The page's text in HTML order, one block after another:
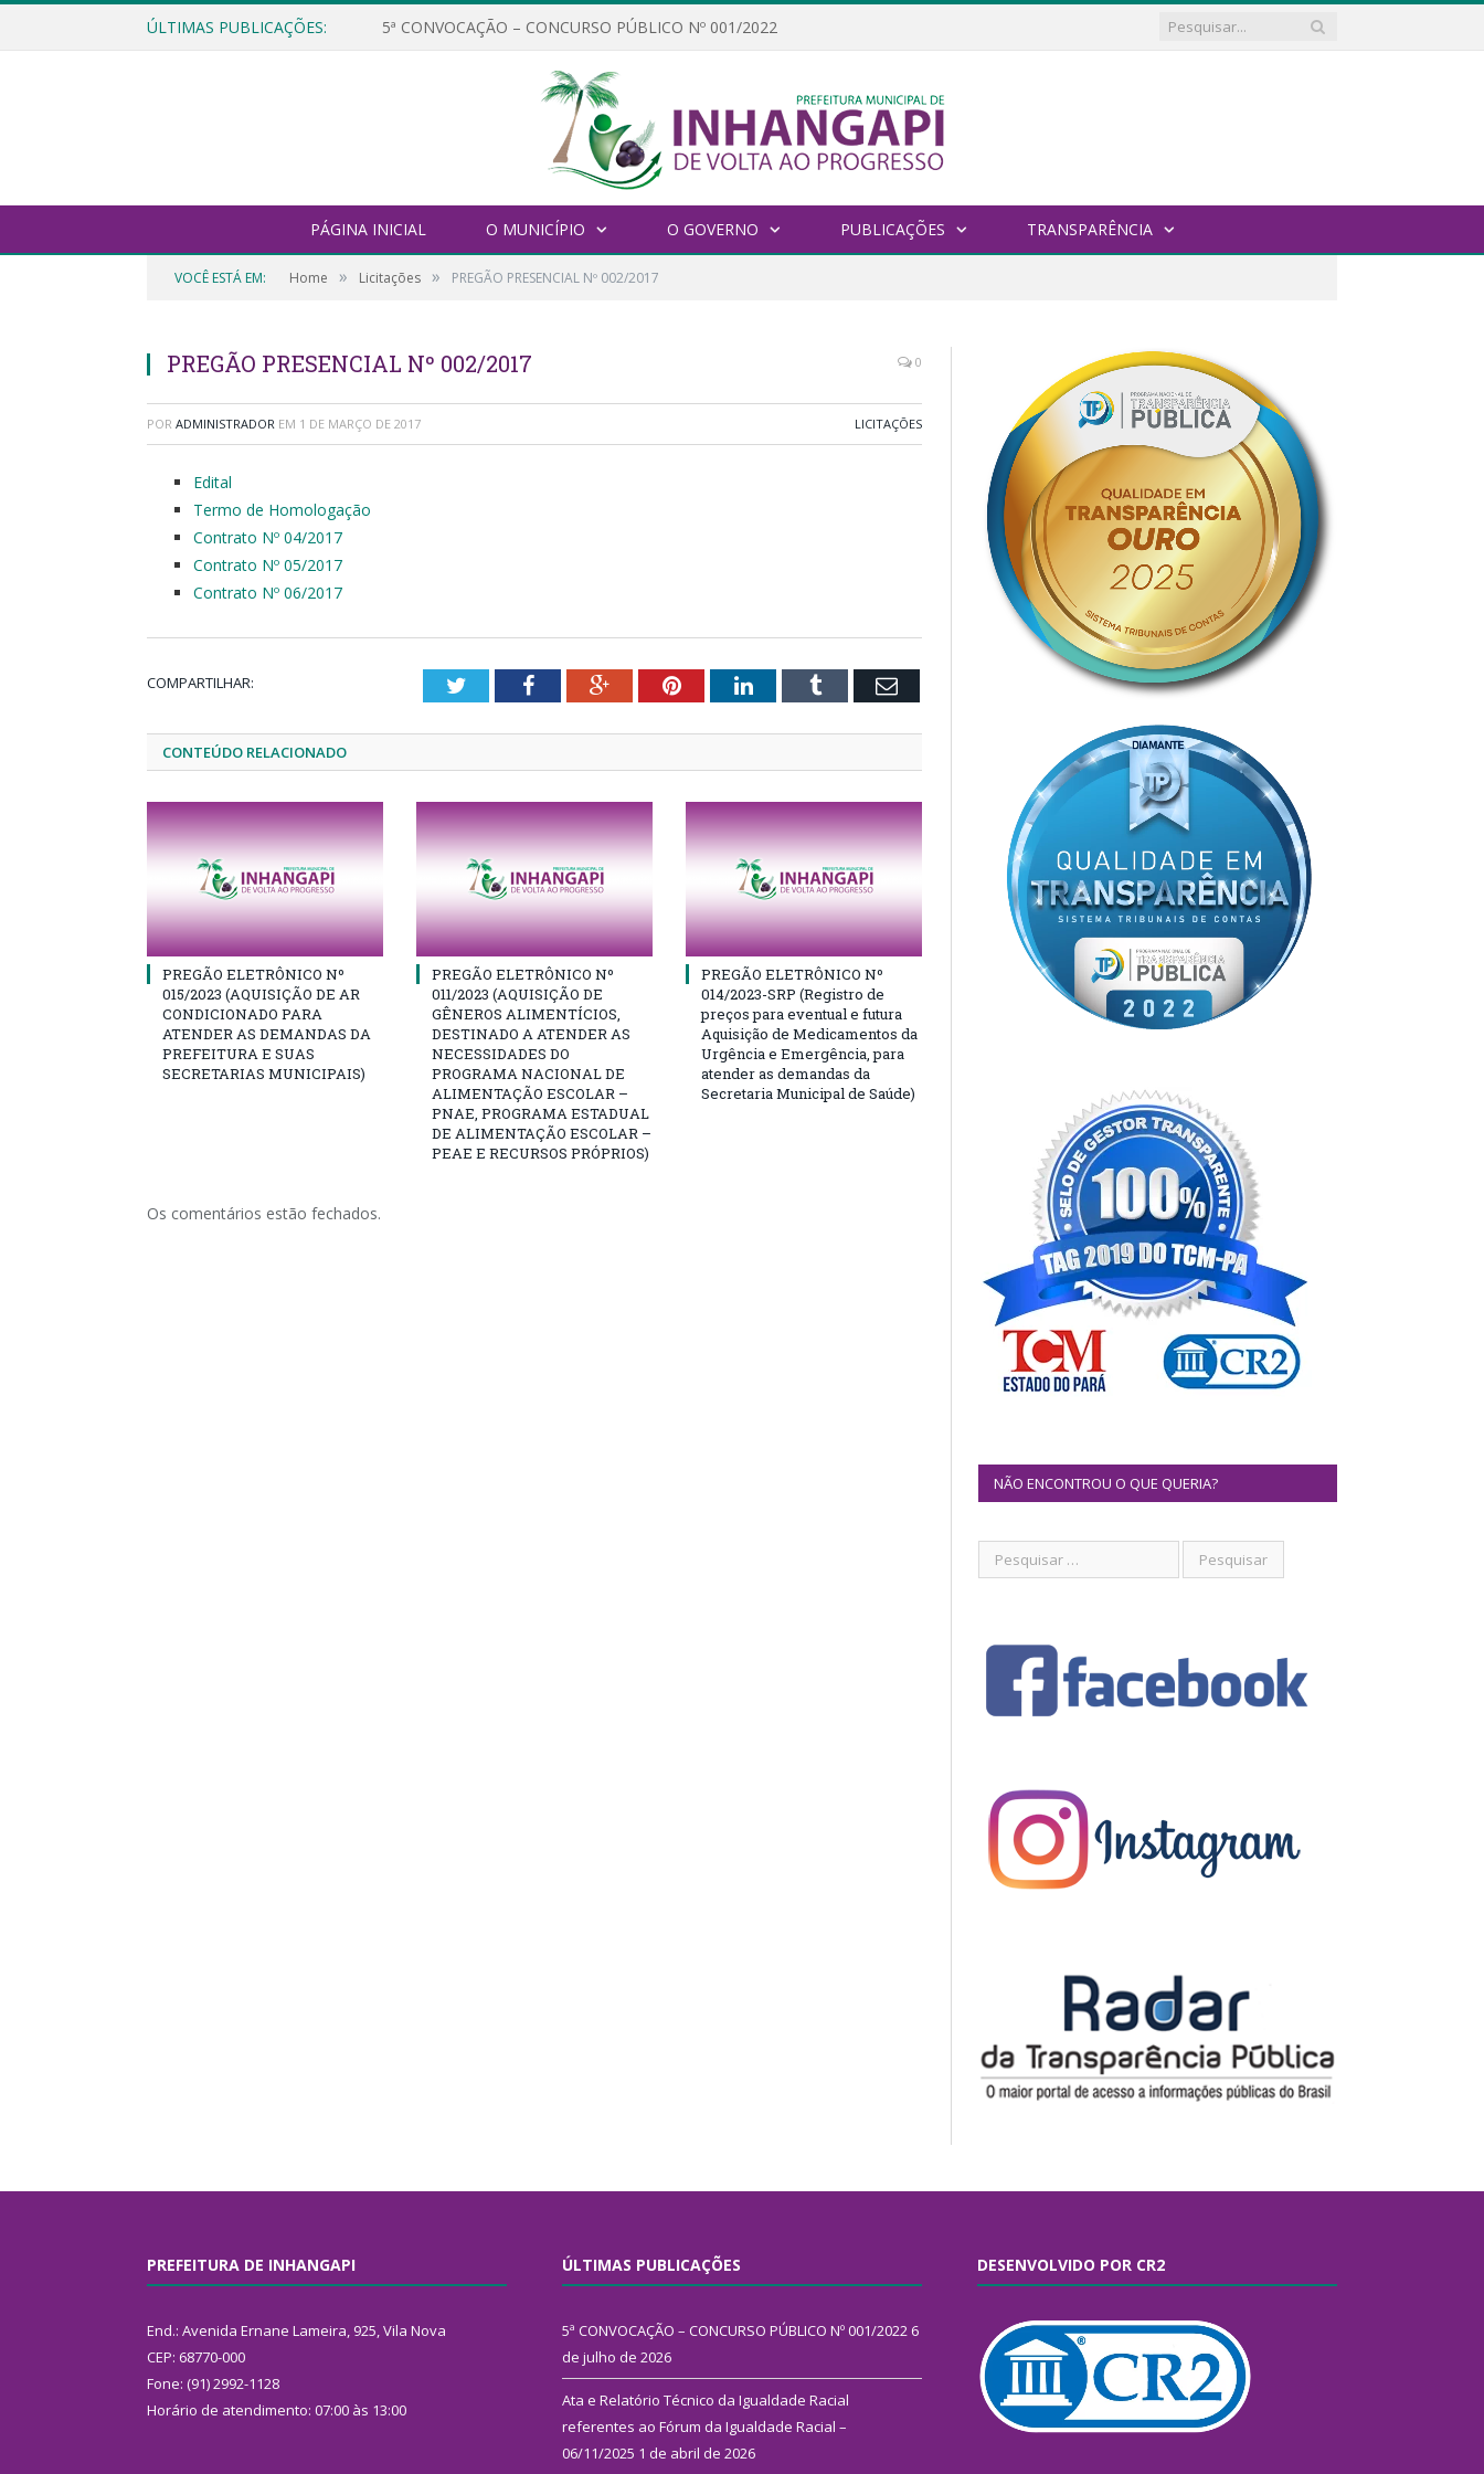
ÚLTIMAS PUBLICAÇÕES: 5ª CONVOCAÇÃO – CONCURSO PÚBLICO Nº 001/2022
PÁGINA INICIAL O MUNICÍPIO O GOVERNO PUBLICAÇÕES TRANSPARÊNCIA
VOCÊ ESTÁ EM: Home » Licitações » PREGÃO PRESENCIAL Nº 002/2017
PREGÃO PRESENCIAL Nº 002/2017 0
POR ADMINISTRADOR EM 1 DE MARÇO DE 2017 LICITAÇÕES
Edital
Termo de Homologação
Contrato Nº 04/2017
Contrato Nº 05/2017
Contrato Nº 06/2017
COMPARTILHAR: TwitterFacebookGoogle+PinterestLinkedInTumblr Email
CONTEÚDO RELACIONADO
PREGÃO ELETRÔNICO Nº
015/2023 (AQUISIÇÃO DE AR
CONDICIONADO PARA
ATENDER AS DEMANDAS DA
PREFEITURA E SUAS
SECRETARIAS MUNICIPAIS)
PREGÃO ELETRÔNICO Nº
011/2023 (AQUISIÇÃO DE
GÊNEROS ALIMENTÍCIOS,
DESTINADO A ATENDER AS
NECESSIDADES DO
PROGRAMA NACIONAL DE
ALIMENTAÇÃO ESCOLAR –
PNAE, PROGRAMA ESTADUAL
DE ALIMENTAÇÃO ESCOLAR –
PEAE E RECURSOS PRÓPRIOS)
PREGÃO ELETRÔNICO Nº
014/2023-SRP (Registro de
preços para eventual e futura
Aquisição de Medicamentos da
Urgência e Emergência, para
atender as demandas da
Secretaria Municipal de Saúde)
Os comentários estão fechados.
NÃO ENCONTROU O QUE QUERIA?
PREFEITURA DE INHANGAPI
End.: Avenida Ernane Lameira, 925, Vila Nova
CEP: 68770-000
Fone: (91) 2992-1128
Horário de atendimento: 07:00 às 13:00
ÚLTIMAS PUBLICAÇÕES
5ª CONVOCAÇÃO – CONCURSO PÚBLICO Nº 001/2022 6
de julho de 2026
Ata e Relatório Técnico da Igualdade Racial
referentes ao Fórum da Igualdade Racial –
06/11/2025 1 de abril de 2026
DESENVOLVIDO POR CR2